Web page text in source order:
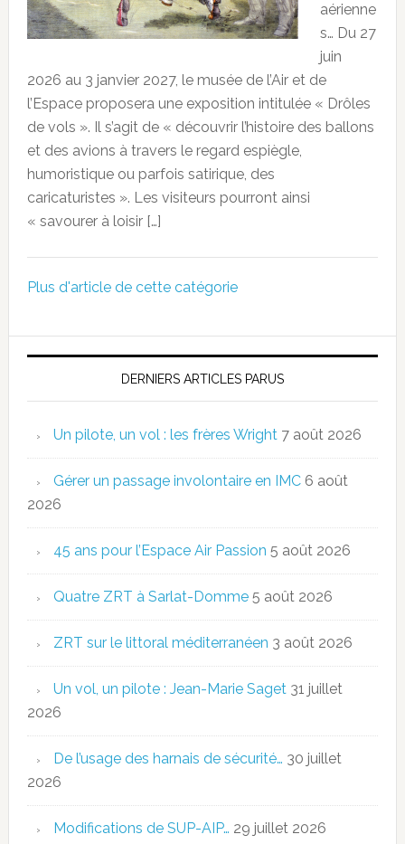
aérienne
s… Du 27
juin
2026 au 3 janvier 2027, le musée de l’Air et de
l’Espace proposera une exposition intitulée « Drôles
de vols ». Il s’agit de « découvrir l’histoire des ballons
et des avions à travers le regard espiègle,
humoristique ou parfois satirique, des
caricaturistes ». Les visiteurs pourront ainsi
« savourer à loisir […]
Plus d'article de cette catégorie
DERNIERS ARTICLES PARUS
Un pilote, un vol : les frères Wright 7 août 2026
Gérer un passage involontaire en IMC 6 août
2026
45 ans pour l’Espace Air Passion 5 août 2026
Quatre ZRT à Sarlat-Domme 5 août 2026
ZRT sur le littoral méditerranéen 3 août 2026
Un vol, un pilote : Jean-Marie Saget 31 juillet
2026
De l’usage des harnais de sécurité… 30 juillet
2026
Modifications de SUP-AIP… 29 juillet 2026